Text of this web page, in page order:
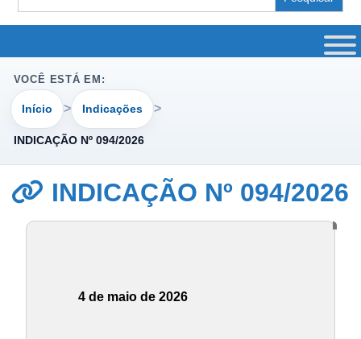
for:
VOCÊ ESTÁ EM:
Início Indicações
INDICAÇÃO Nº 094/2026
INDICAÇÃO Nº 094/2026
4 de maio de 2026